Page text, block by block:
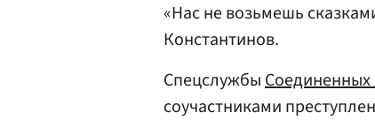
«Нас не возьмешь
Константинов.
Спецслужбы
соучастниками